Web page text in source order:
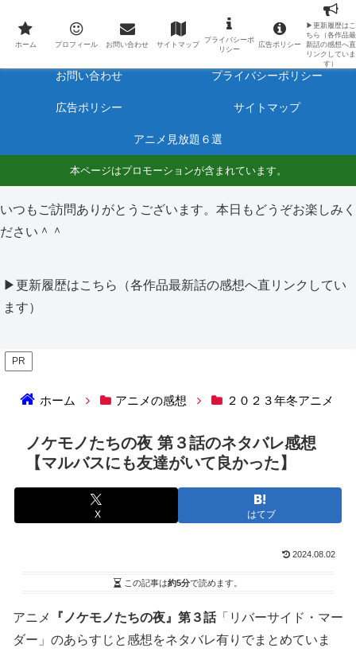
最新アニメのあらすじと感想をネタバレ有りで毎日更新しています。
ホーム プロフィール
お問い合わせ プライバシーポリシー
広告ポリシー サイトマップ
アニメ見放題６選
本ページはプロモーションが含まれています。
いつもご訪問ありがとうございます。本日もどうぞお楽しみく
ださい＾＾
▶更新履歴はこちら（各作品最新話の感想へ直リンクしてい
ます）
PR
ホーム アニメの感想 ２０２３年冬アニメ
ノケモノたちの夜 第３話のネタバレ感想
【マルバスにも友達がいて良かった】
X はてブ
2024.08.02
この記事は約5分で読めます。
アニメ 『ノケモノたちの夜』第３話「リバーサイド・マー
ダー」のあらすじと感想をネタバレ有りでまとめていま
ホーム プロフィール お問い合わせ サイトマップ
プライバシーポ
リシー
広告ポリシー
▶更新履歴はこ
ちら（各作品最
新話の感想へ直
リンクしていま
す）